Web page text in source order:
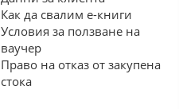
Как да свалим е-книги
Условия за ползване на
ваучер
Право на отказ от закупена
стока